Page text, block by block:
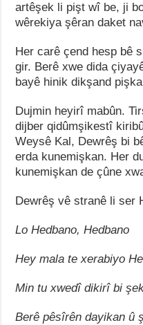
artêşek li pişt wî be, ji
wêrekiya şêran daket
Her carê çend hesp bê
gir. Berê xwe dida
bayê hinik dikşand
Dujmin heyirî mabûn.
dijber qidûmşikestî
Weysê Kal, Dewrêş bi
erda kunemişkan. Her
kunemişkan de çûne
Dewrêş vê stranê li ser
Lo Hedbano, Hedbano
Hey mala te xerabiyo
Min tu xwedî dikirî bi
Berê pêsîrên dayikan û